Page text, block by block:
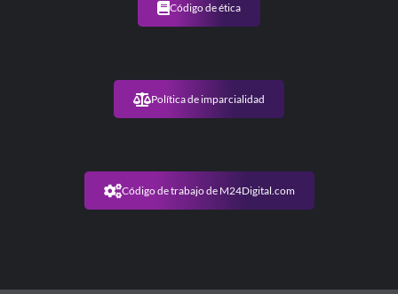
Código de ética
Política de imparcialidad
Código de trabajo de M24Digital.com